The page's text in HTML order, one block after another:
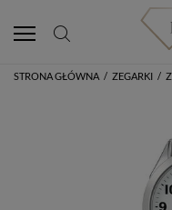
STRONA GŁÓWNA / ZEGARKI /